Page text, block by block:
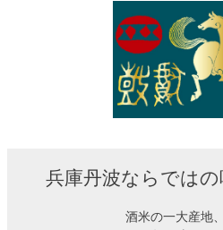
兵庫丹波ならでは
酒米の一大産地